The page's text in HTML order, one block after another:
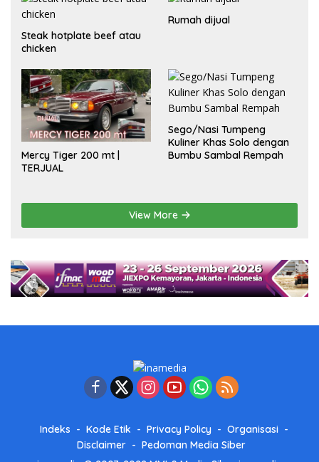
Steak hotplate beef atau
chicken
Rumah dijual
Mercy Tiger 200 mt |
TERJUAL
Sego/Nasi Tumpeng
Kuliner Khas Solo dengan
Bumbu Sambal Rempah
View More
Indeks Kode Etik Privacy Policy
Organisasi
Disclaimer
Pedoman Media Siber